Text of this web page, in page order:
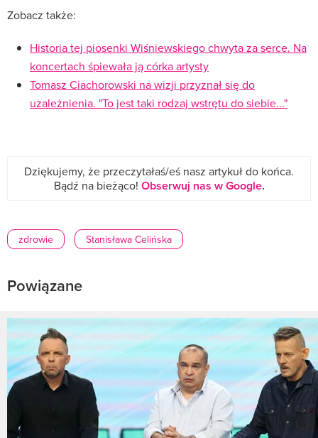
Zobacz także:
Historia tej piosenki Wiśniewskiego chwyta za serce. Na
koncertach śpiewała ją córka artysty
Tomasz Ciachorowski na wizji przyznał się do
uzależnienia. "To jest taki rodzaj wstrętu do siebie..."
Dziękujemy, że przeczytałaś/eś nasz artykuł do końca.
Bądź na bieżąco! Obserwuj nas w Google.
zdrowie Stanisława Celińska
Powiązane